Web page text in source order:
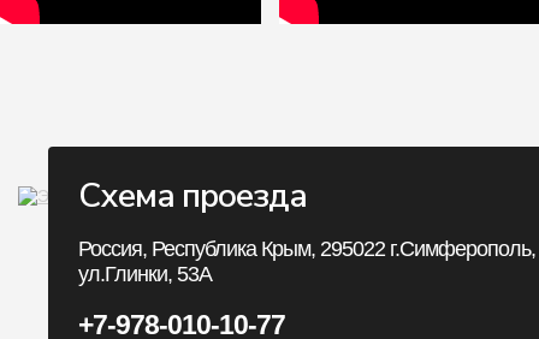
Схема проезда
Россия, Республика Крым, 295022 г.Симферополь,
ул.Глинки, 53А
+7-978-010-10-77
Личный